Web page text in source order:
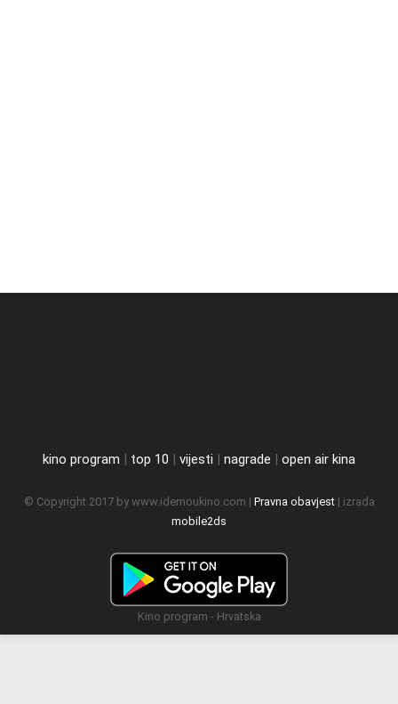
kino program | top 10 | vijesti | nagrade | open air kina
© Copyright 2017 by www.idemoukino.com | Pravna obavjest| izrada
mobile2ds
Kino program - Hrvatska